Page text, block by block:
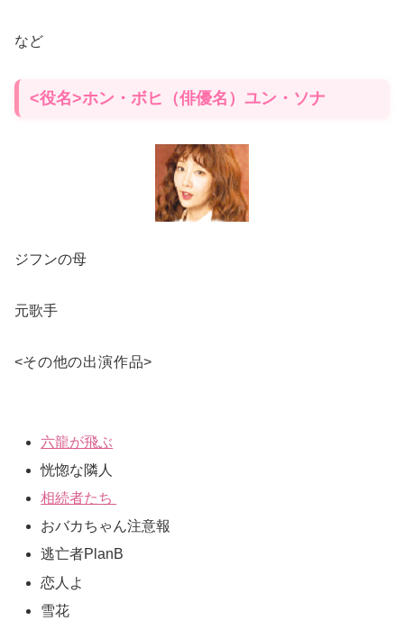
など
<役名>ホン・ボヒ（俳優名）ユン・ソナ
ジフンの母
元歌手
<その他の出演作品>
六龍が飛ぶ
恍惚な隣人
相続者たち
おバカちゃん注意報
逃亡者PlanB
恋人よ
雪花